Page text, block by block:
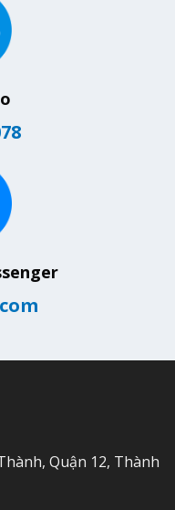
Quận 12, Thành